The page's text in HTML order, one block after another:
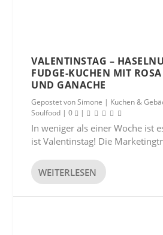
VALENTINSTAG –
FUDGE-KUCHEN MIT
UND GANACHE
Gepostet vonSimone | Kuchen &
Soulfood |0 |
In weniger als einer Woche ist
ist Valentinstag! Die
WEITERLESEN